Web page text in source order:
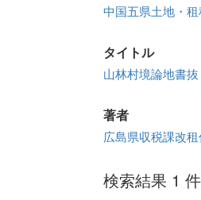
中国五県土地・
タイトル
山林村境論地書抜
著者
広島県収税課改
検索結果 1 件